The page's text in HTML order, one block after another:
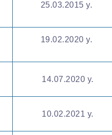
25.03.2015 y.
19.02.2020 y.
14.07.2020 y.
10.02.2021 y.